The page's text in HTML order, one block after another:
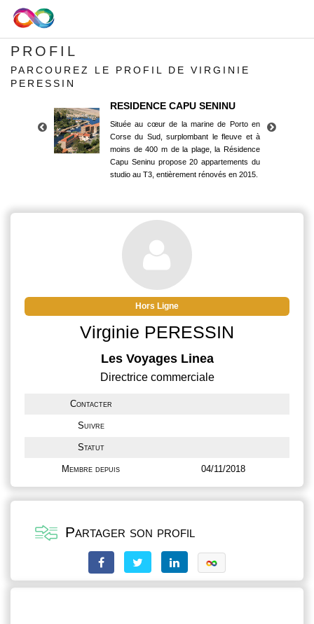
PROFIL
PARCOUREZ LE PROFIL DE VIRGINIE
PERESSIN
RESIDENCE CAPU SENINU
Située au cœur de la marine de Porto en
Corse du Sud, surplombant le fleuve et à
moins de 400 m de la plage, la Résidence
Capu Seninu propose 20 appartements du
studio au T3, entièrement rénovés en 2015.
Corse du Sud, surplombant le fleuve et à
moins de 400 m de la plage, la Résidence
Capu Seninu propose 20 appartements du
studio au T3, entièrement rénovés en 2015.
Hors Ligne
Virginie PERESSIN
Les Voyages Linea
Directrice commerciale
Contacter
Suivre
Statut
Membre depuis 04/11/2018
Partager son profil